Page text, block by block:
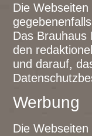
Die
Das Brauhaus
den
und darauf,
Werbung
Die